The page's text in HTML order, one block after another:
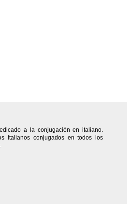
a la conjugación en italiano.
italianos conjugados en todos los